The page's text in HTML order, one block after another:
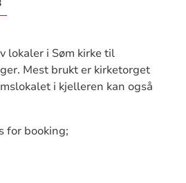
lokaler i Søm kirke til
Mest brukt er kirketorget
i kjelleren kan også
for booking;